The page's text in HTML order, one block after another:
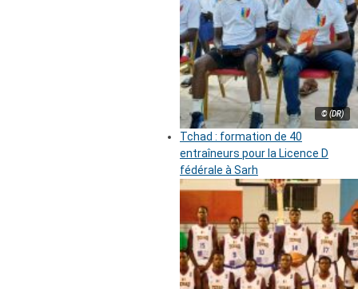
© (DR)
Tchad : formation de 40
entraîneurs pour la Licence D
fédérale à Sarh